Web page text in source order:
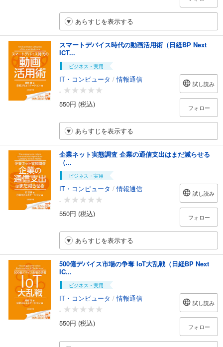
あらすじを表示する
スマートデバイス時代の動画活用術（日経BP Next
ICT...
ビジネス・実用
IT・コンピュータ /情報通信
-
550円 (税込)
試し読み
フォロー
あらすじを表示する
企業ネット実態調査 企業の通信支出はまだ減らせる
（...
ビジネス・実用
IT・コンピュータ /情報通信
-
550円 (税込)
試し読み
フォロー
あらすじを表示する
500億デバイス市場の争奪 IoT大乱戦（日経BP Next
IC...
ビジネス・実用
IT・コンピュータ /情報通信
-
550円 (税込)
試し読み
フォロー